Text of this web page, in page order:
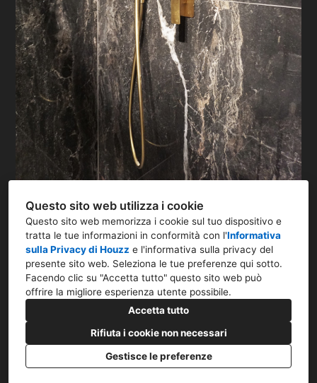
Questo sito web utilizza i cookie
Questo sito web memorizza i cookie sul tuo dispositivo e
tratta le tue informazioni in conformità con l'Informativa
sulla Privacy di Houzz e l'informativa sulla privacy del
presente sito web. Seleziona le tue preferenze qui sotto.
Facendo clic su "Accetta tutto" questo sito web può
offrire la migliore esperienza utente possibile.
Accetta tutto
Rifiuta i cookie non necessari
Gestisce le preferenze
Via Mauro Macchi, 58, 20124 Milano MI
393 953 1753
Informativa sulla privacy Impostazione dei cookie